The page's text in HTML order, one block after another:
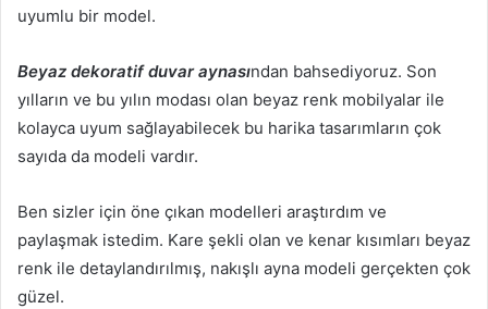
uyumlu bir model.
Beyaz dekoratif duvar aynasından bahsediyoruz. Son
yılların ve bu yılın modası olan beyaz renk mobilyalar ile
kolayca uyum sağlayabilecek bu harika tasarımların çok
sayıda da modeli vardır.
Ben sizler için öne çıkan modelleri araştırdım ve
paylaşmak istedim. Kare şekli olan ve kenar kısımları beyaz
renk ile detaylandırılmış, nakışlı ayna modeli gerçekten çok
güzel.